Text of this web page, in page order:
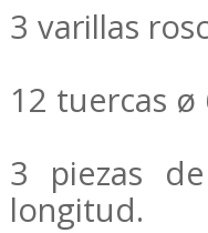
3 varillas
12 tuercas ø
3 piezas
longitud.